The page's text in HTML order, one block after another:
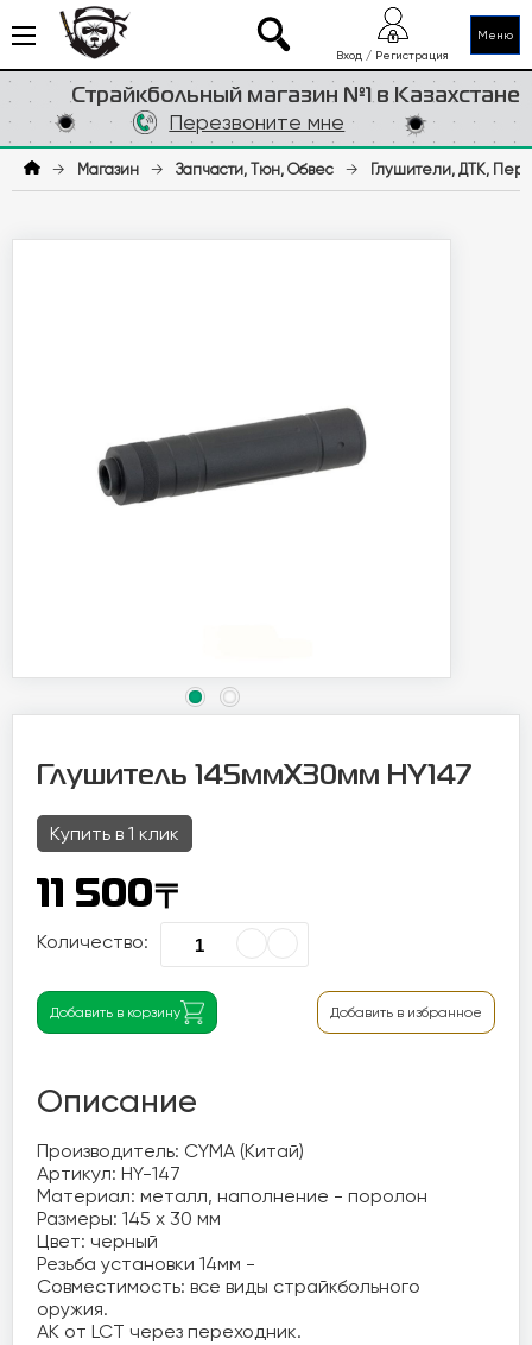
Меню
Страйкбольный магазин №1 в Казахстане
Вход / Регистрация
Перезвоните мне
→ Магазин → Запчасти, Тюн, Обвес → Глушители, ДТК,
Глушитель 145ммX30мм HY147
Купить в 1 клик
11 500〒
Количество:
Добавить в корзину Добавить в избранное
Описание
Производитель: CYMA (Китай)
Артикул: HY-147
Материал: металл, наполнение - поролон
Размеры: 145 х 30 мм
Цвет: черный
Резьба установки 14мм -
Совместимость: все виды страйкбольного
оружия.
АК от LCT через переходник.